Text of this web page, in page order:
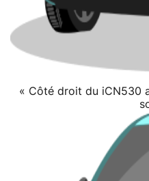
« Côté droit du iCN530